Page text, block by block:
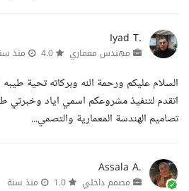
Iyad T.
مهندس معماري منذ
السلام عليكم ورحمة الله وبركاته تحية
اتقدم لتنفيذ مشروعكم اسمي اياد وخبرتي
تصاميم الهندسة المعمارية والتصمي...
Assala A.
مصمم داخلي منذ سنة